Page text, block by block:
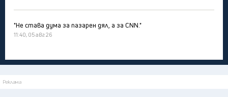
"Не става дума за пазарен дял, а за CNN."
11:40, 05 авг 26
Реклама